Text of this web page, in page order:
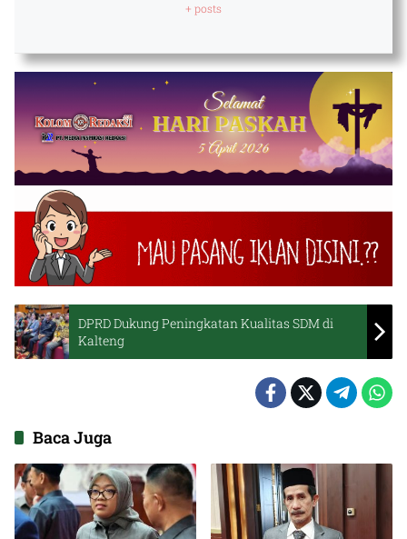
+ posts
DPRD Dukung Peningkatan Kualitas SDM di
Kalteng
Baca Juga